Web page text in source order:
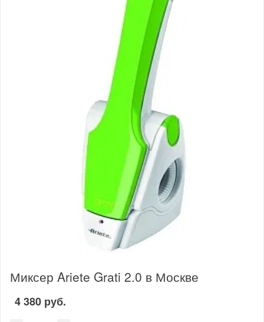
Миксер Ariete Grati 2.0 в Москве
4 380 руб.